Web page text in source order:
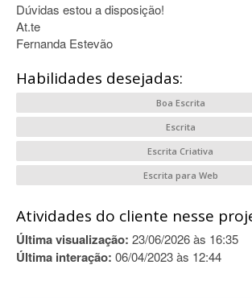
Dúvidas estou a disposição!
At.te
Fernanda Estevão
Habilidades desejadas:
Boa Escrita
Escrita
Escrita Criativa
Escrita para Web
Atividades do cliente nesse
Última visualização: 23/06/2026 às 16:35
Última interação: 06/04/2023 às 12:44